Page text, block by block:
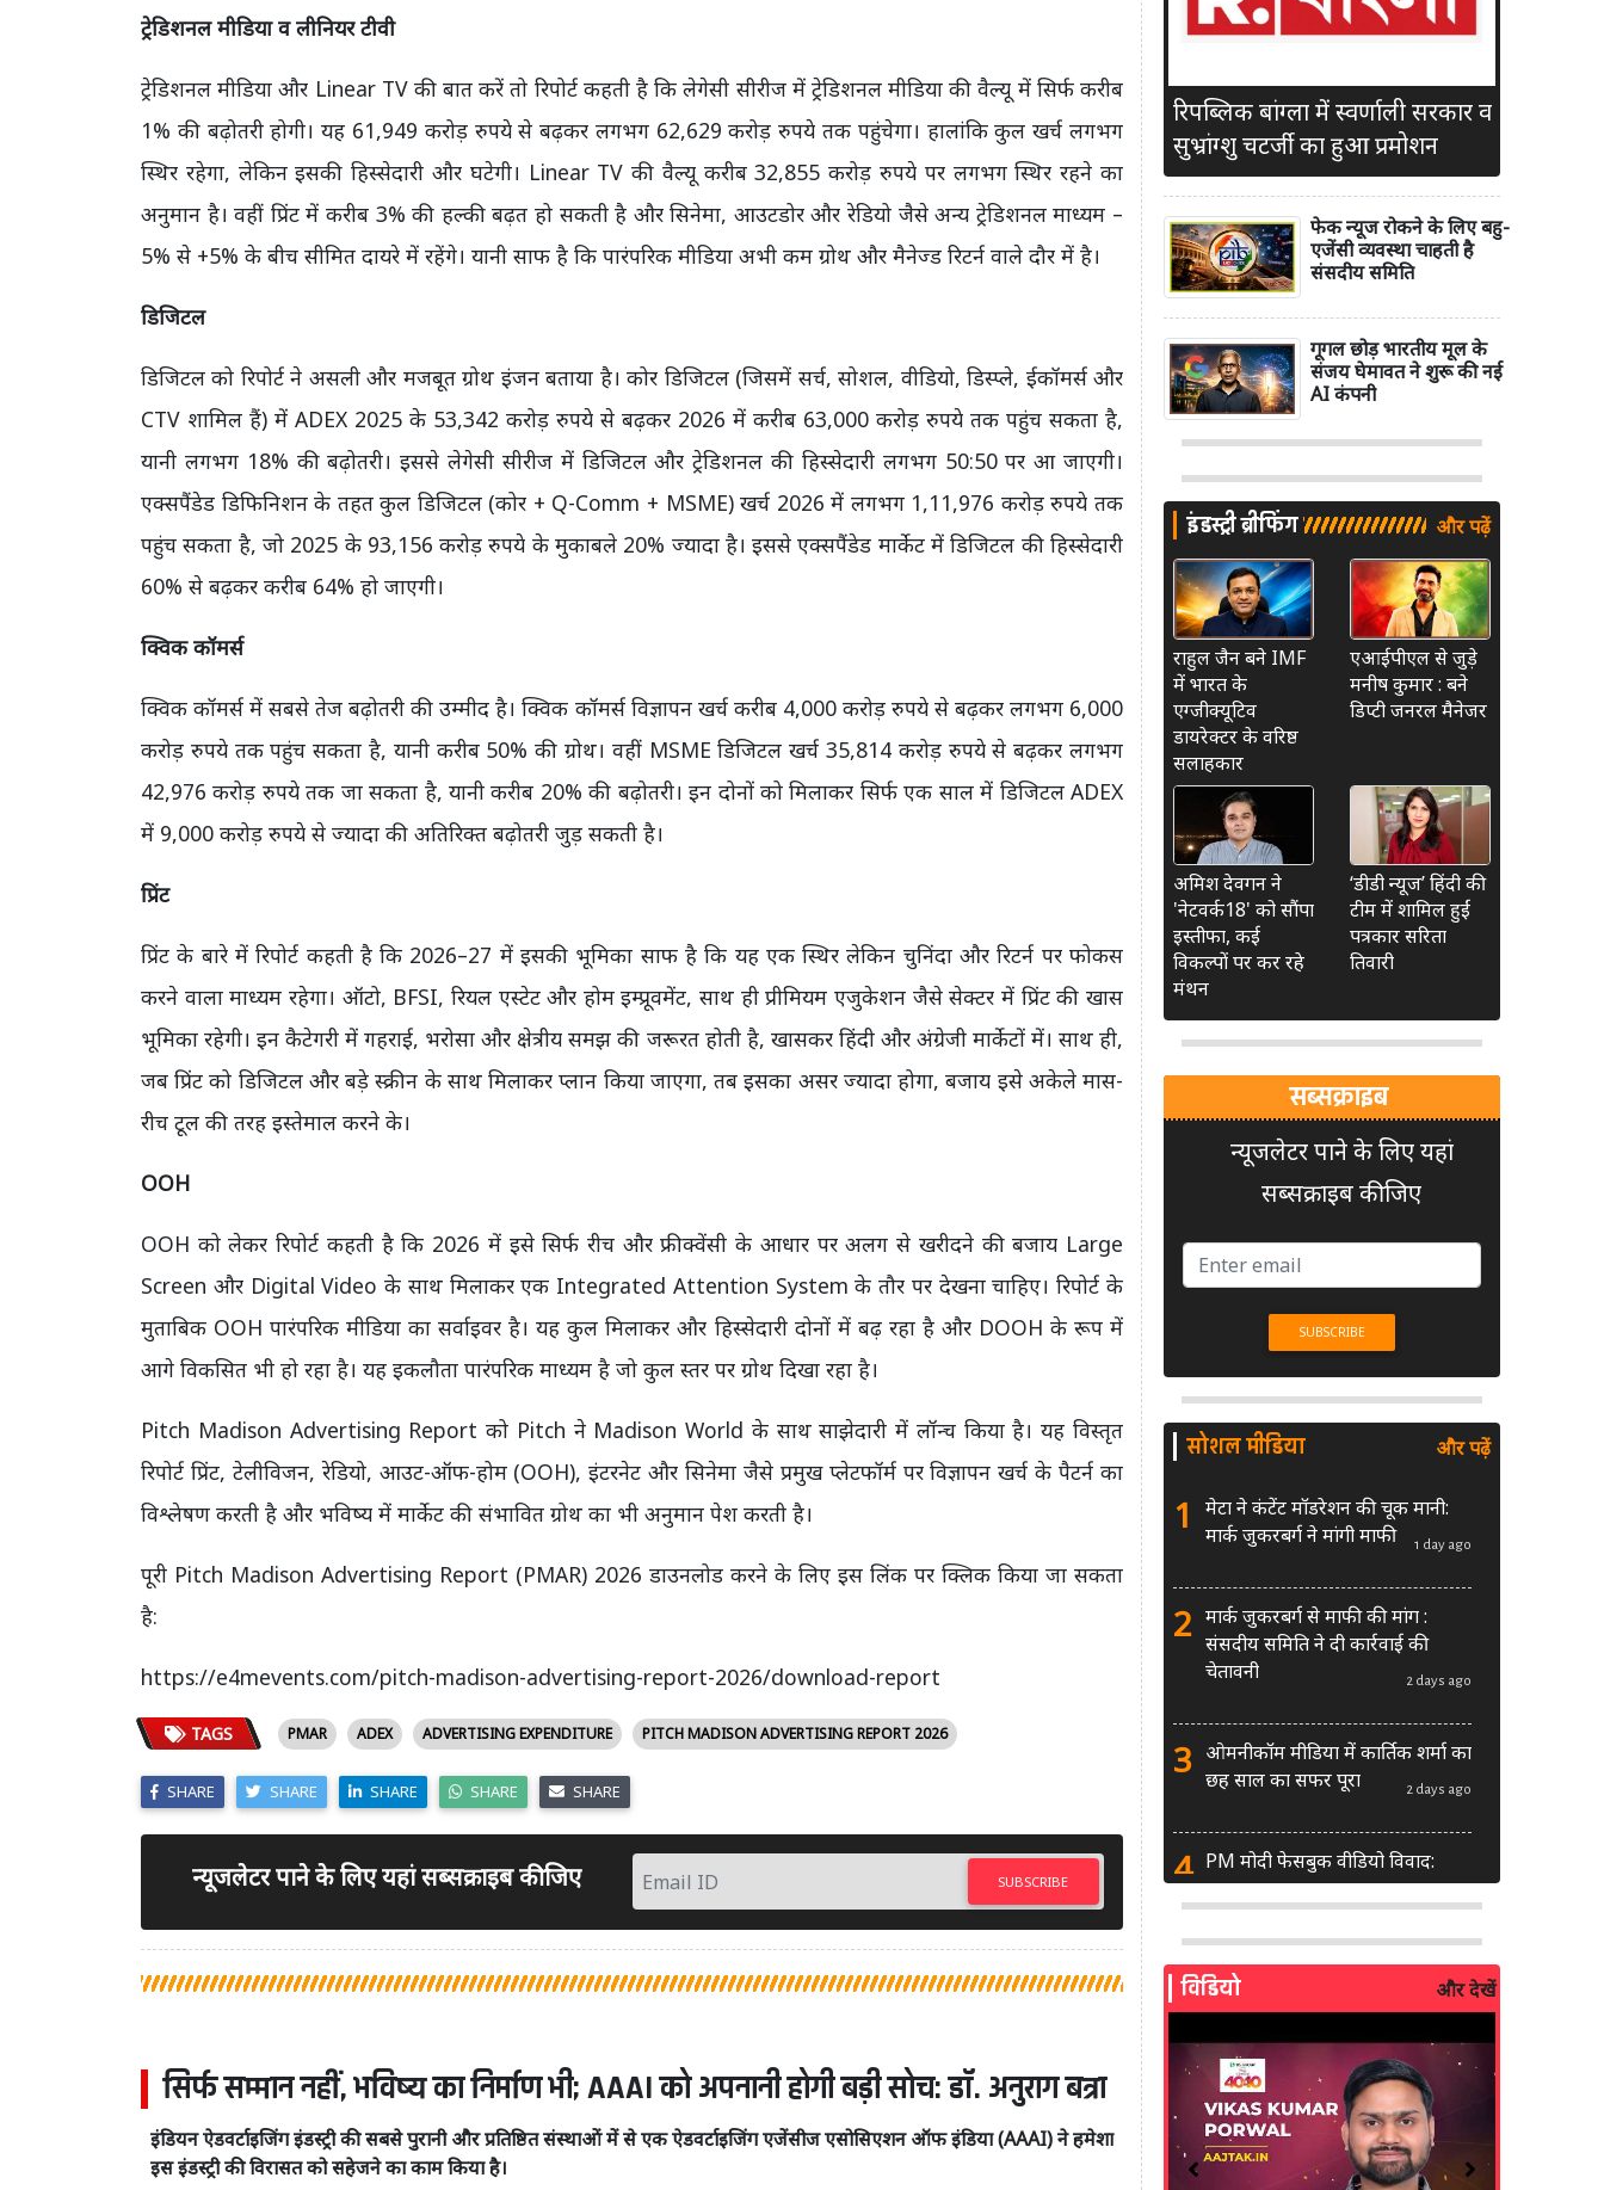
ट्रेडिशनल मीडिया व लीनियर टीवी
ट्रेडिशनल मीडिया और Linear TV की बात करें तो रिपोर्ट कहती है कि लेगेसी सीरीज में ट्रेडिशनल मीडिया की वैल्यू में सिर्फ करीब
1% की बढ़ोतरी होगी। यह 61,949 करोड़ रुपये से बढ़कर लगभग 62,629 करोड़ रुपये तक पहुंचेगा। हालांकि कुल खर्च लगभग
स्थिर रहेगा, लेकिन इसकी हिस्सेदारी और घटेगी। Linear TV की वैल्यू करीब 32,855 करोड़ रुपये पर लगभग स्थिर रहने का
अनुमान है। वहीं प्रिंट में करीब 3% की हल्की बढ़त हो सकती है और सिनेमा, आउटडोर और रेडियो जैसे अन्य ट्रेडिशनल माध्यम –
5% से +5% के बीच सीमित दायरे में रहेंगे। यानी साफ है कि पारंपरिक मीडिया अभी कम ग्रोथ और मैनेज्ड रिटर्न वाले दौर में है।
डिजिटल
डिजिटल को रिपोर्ट ने असली और मजबूत ग्रोथ इंजन बताया है। कोर डिजिटल (जिसमें सर्च, सोशल, वीडियो, डिस्प्ले, ईकॉमर्स और
CTV शामिल हैं) में ADEX 2025 के 53,342 करोड़ रुपये से बढ़कर 2026 में करीब 63,000 करोड़ रुपये तक पहुंच सकता है,
यानी लगभग 18% की बढ़ोतरी। इससे लेगेसी सीरीज में डिजिटल और ट्रेडिशनल की हिस्सेदारी लगभग 50:50 पर आ जाएगी।
एक्सपैंडेड डिफिनिशन के तहत कुल डिजिटल (कोर + Q-Comm + MSME) खर्च 2026 में लगभग 1,11,976 करोड़ रुपये तक
पहुंच सकता है, जो 2025 के 93,156 करोड़ रुपये के मुकाबले 20% ज्यादा है। इससे एक्सपैंडेड मार्केट में डिजिटल की हिस्सेदारी
60% से बढ़कर करीब 64% हो जाएगी।
क्विक कॉमर्स
क्विक कॉमर्स में सबसे तेज बढ़ोतरी की उम्मीद है। क्विक कॉमर्स विज्ञापन खर्च करीब 4,000 करोड़ रुपये से बढ़कर लगभग 6,000
करोड़ रुपये तक पहुंच सकता है, यानी करीब 50% की ग्रोथ। वहीं MSME डिजिटल खर्च 35,814 करोड़ रुपये से बढ़कर लगभग
42,976 करोड़ रुपये तक जा सकता है, यानी करीब 20% की बढ़ोतरी। इन दोनों को मिलाकर सिर्फ एक साल में डिजिटल ADEX
में 9,000 करोड़ रुपये से ज्यादा की अतिरिक्त बढ़ोतरी जुड़ सकती है।
प्रिंट
प्रिंट के बारे में रिपोर्ट कहती है कि 2026–27 में इसकी भूमिका साफ है कि यह एक स्थिर लेकिन चुनिंदा और रिटर्न पर फोकस
करने वाला माध्यम रहेगा। ऑटो, BFSI, रियल एस्टेट और होम इम्प्रूवमेंट, साथ ही प्रीमियम एजुकेशन जैसे सेक्टर में प्रिंट की खास
भूमिका रहेगी। इन कैटेगरी में गहराई, भरोसा और क्षेत्रीय समझ की जरूरत होती है, खासकर हिंदी और अंग्रेजी मार्केटों में। साथ ही,
जब प्रिंट को डिजिटल और बड़े स्क्रीन के साथ मिलाकर प्लान किया जाएगा, तब इसका असर ज्यादा होगा, बजाय इसे अकेले मास-
रीच टूल की तरह इस्तेमाल करने के।
OOH
OOH को लेकर रिपोर्ट कहती है कि 2026 में इसे सिर्फ रीच और फ्रीक्वेंसी के आधार पर अलग से खरीदने की बजाय Large
Screen और Digital Video के साथ मिलाकर एक Integrated Attention System के तौर पर देखना चाहिए। रिपोर्ट के
मुताबिक OOH पारंपरिक मीडिया का सर्वाइवर है। यह कुल मिलाकर और हिस्सेदारी दोनों में बढ़ रहा है और DOOH के रूप में
आगे विकसित भी हो रहा है। यह इकलौता पारंपरिक माध्यम है जो कुल स्तर पर ग्रोथ दिखा रहा है।
Pitch Madison Advertising Report को Pitch ने Madison World के साथ साझेदारी में लॉन्च किया है। यह विस्तृत
रिपोर्ट प्रिंट, टेलीविजन, रेडियो, आउट-ऑफ-होम (OOH), इंटरनेट और सिनेमा जैसे प्रमुख प्लेटफॉर्म पर विज्ञापन खर्च के पैटर्न का
विश्लेषण करती है और भविष्य में मार्केट की संभावित ग्रोथ का भी अनुमान पेश करती है।
पूरी Pitch Madison Advertising Report (PMAR) 2026 डाउनलोड करने के लिए इस लिंक पर क्लिक किया जा सकता
है:
https://e4mevents.com/pitch-madison-advertising-report-2026/download-report
TAGS PMAR ADEX ADVERTISING EXPENDITURE PITCH MADISON ADVERTISING REPORT 2026
SHARE SHARE SHARE SHARE SHARE
न्यूजलेटर पाने के लिए यहां सब्सक्राइब कीजिए SUBSCRIBE
सिर्फ सम्मान नहीं, भविष्य का निर्माण भी; AAAI को अपनानी होगी बड़ी सोच: डॉ. अनुराग बत्रा
इंडियन ऐडवर्टाइजिंग इंडस्ट्री की सबसे पुरानी और प्रतिष्ठित संस्थाओं में से एक ऐडवर्टाइजिंग एजेंसीज एसोसिएशन ऑफ इंडिया (AAAI) ने हमेशा
इस इंडस्ट्री की विरासत को सहेजने का काम किया है।
रिपब्लिक बांग्ला में स्वर्णाली सरकार व
सुभ्रांग्शु चटर्जी का हुआ प्रमोशन
फेक न्यूज रोकने के लिए बहु-
एजेंसी व्यवस्था चाहती है
संसदीय समिति
गूगल छोड़ भारतीय मूल के
संजय घेमावत ने शुरू की नई
AI कंपनी
इंडस्ट्री ब्रीफिंग और पढ़ें
राहुल जैन बने IMF
में भारत के
एग्जीक्यूटिव
डायरेक्टर के वरिष्ठ
सलाहकार
एआईपीएल से जुड़े
मनीष कुमार : बने
डिप्टी जनरल मैनेजर
अमिश देवगन ने
'नेटवर्क18' को सौंपा
इस्तीफा, कई
विकल्पों पर कर रहे
मंथन
‘डीडी न्यूज’ हिंदी की
टीम में शामिल हुईं
पत्रकार सरिता
तिवारी
सब्सक्राइब
न्यूजलेटर पाने के लिए यहां
सब्सक्राइब कीजिए
सोशल मीडिया और पढ़ें
1
मेटा ने कंटेंट मॉडरेशन की चूक मानी:
मार्क जुकरबर्ग ने मांगी माफी
1 day ago
2 मार्क जुकरबर्ग से माफी की मांग :
संसदीय समिति ने दी कार्रवाई की
चेतावनी
2 days ago
3 ओमनीकॉम मीडिया में कार्तिक शर्मा का
छह साल का सफर पूरा
2 days ago
4 PM मोदी फेसबुक वीडियो विवाद:
MeitY से मिलेगी मेटा की ग्लोबल टीम
5 AI से बने फर्जी पोस्ट पर LinkedIn
की सख्ती: लॉन्च किए नए मॉडरेशन
6
सरकार दे रही बड़ा मौका: शॉर्ट वीडियो
बनाने वाले क्रिएटर्स जीत सकते हैं ₹5
लाख
2 weeks ago
विडियो और देखें